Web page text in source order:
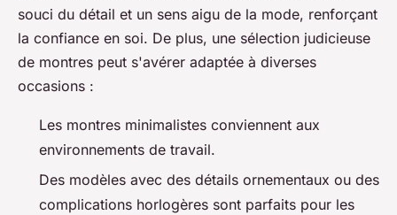
souci du détail et un sens aigu de la mode, renforçant
la confiance en soi. De plus, une sélection judicieuse
de montres peut s'avérer adaptée à diverses
occasions :
Les montres minimalistes conviennent aux
environnements de travail.
Des modèles avec des détails ornementaux ou des
complications horlogères sont parfaits pour les